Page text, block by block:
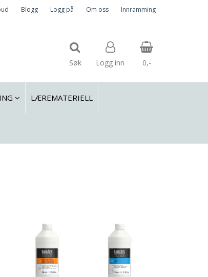
Blogg Logg på Om oss Innramming
Søk Logg inn 0,-
LÆREMATERIELL
Trykk ENTER for å søke